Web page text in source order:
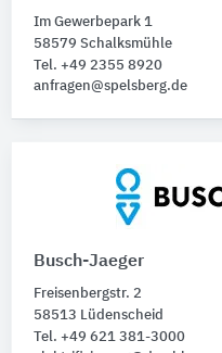
Im Gewerbepark 1
58579 Schalksmühle
Tel. +49 2355 8920
anfragen@spelsberg.de
Busch-Jaeger
Freisenbergstr. 2
58513 Lüdenscheid
Tel. +49 621 381-3000